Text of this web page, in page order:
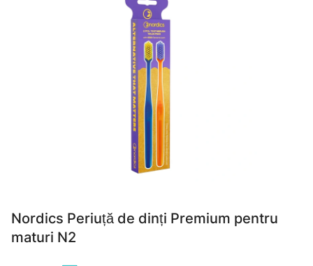
Nordics Periuță de dinți Premium pentru
maturi N2